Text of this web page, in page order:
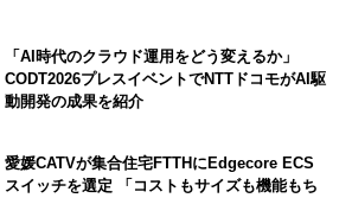
「AI時代のクラウド運用をどう変えるか」
CODT2026プレスイベントでNTTドコモがAI駆
動開発の成果を紹介
愛媛CATVが集合住宅FTTHにEdgecore ECS
スイッチを選定 「コストもサイズも機能もち